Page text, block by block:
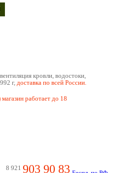
вентиляция кровли, водостоки,
г, доставка по всей России.
работает до 18
8 921 903 90 83